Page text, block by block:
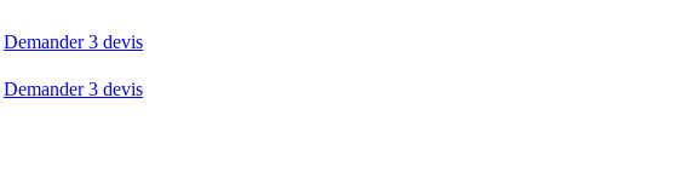
Demander 3 devis
Demander 3 devis